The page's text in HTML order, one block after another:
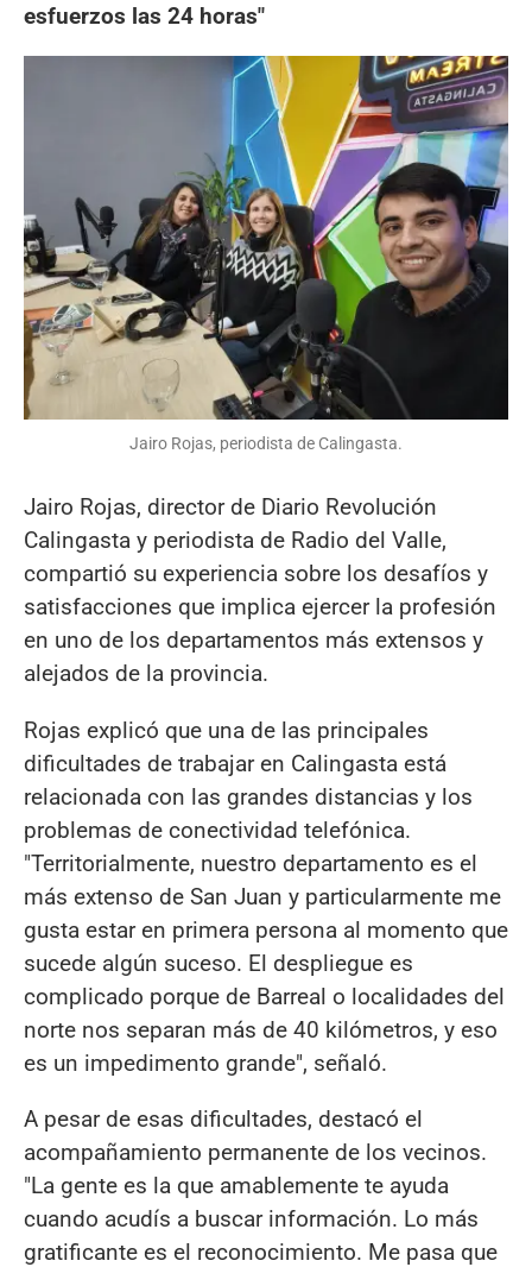
esfuerzos las 24 horas"
Jairo Rojas, periodista de Calingasta.
Jairo Rojas, director de Diario Revolución
Calingasta y periodista de Radio del Valle,
compartió su experiencia sobre los desafíos y
satisfacciones que implica ejercer la profesión
en uno de los departamentos más extensos y
alejados de la provincia.
Rojas explicó que una de las principales
dificultades de trabajar en Calingasta está
relacionada con las grandes distancias y los
problemas de conectividad telefónica.
"Territorialmente, nuestro departamento es el
más extenso de San Juan y particularmente me
gusta estar en primera persona al momento que
sucede algún suceso. El despliegue es
complicado porque de Barreal o localidades del
norte nos separan más de 40 kilómetros, y eso
es un impedimento grande", señaló.
A pesar de esas dificultades, destacó el
acompañamiento permanente de los vecinos.
"La gente es la que amablemente te ayuda
cuando acudís a buscar información. Lo más
gratificante es el reconocimiento. Me pasa que